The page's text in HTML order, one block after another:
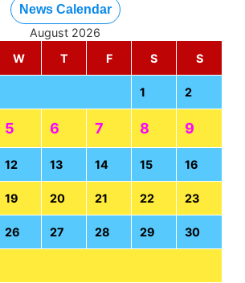
News Calendar
August 2026
W T F S S
1 2
5 6 7 8 9
12 13 14 15 16
19 20 21 22 23
26 27 28 29 30